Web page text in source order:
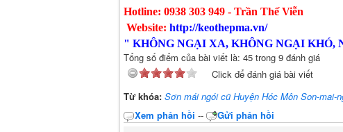
Hotline: 0938 303 949 - Trần Thế Viễn
Website: http://keothepma.vn/
" KHÔNG NGẠI XA, KHÔNG NGẠI KHÓ,
Tổng số điểm của bài viết là: 45 trong 9 đánh giá
Click để đánh giá bài viết
Từ khóa: Sơn mái ngói cũ Huyện Hóc Môn Son-mai-
Xem phản hồi --
Gửi phản hồi